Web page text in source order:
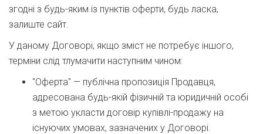
згодні з будь-яким із пунктів оферти, будь ласка,
залиште сайт.
У даному Договорі, якщо зміст не потребує іншого,
терміни слід тлумачити наступним чином:
"Оферта" — публічна пропозиція Продавця,
адресована будь-якій фізичній та юридичній особі
з метою укласти договір купівлі-продажу на
існуючих умовах, зазначених у Договорі.